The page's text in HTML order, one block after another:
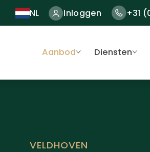
NL Inloggen +31
Aanbod Diensten
VELDHOVEN